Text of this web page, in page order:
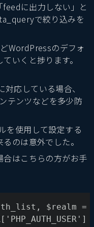
に出力しない」と
で絞り込みを
WordPressのデフォ
いくと捗ります。
応している場合、
テンツなどを多少防
を使用して設定する
のは意外でした。
はこちらの方がお手
$realm =